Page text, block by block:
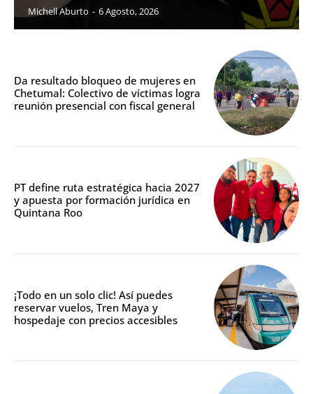
Michell Aburto - 6 Agosto, 2026
Da resultado bloqueo de mujeres en
Chetumal: Colectivo de víctimas logra
reunión presencial con fiscal general
PT define ruta estratégica hacia 2027
y apuesta por formación jurídica en
Quintana Roo
¡Todo en un solo clic! Así puedes
reservar vuelos, Tren Maya y
hospedaje con precios accesibles